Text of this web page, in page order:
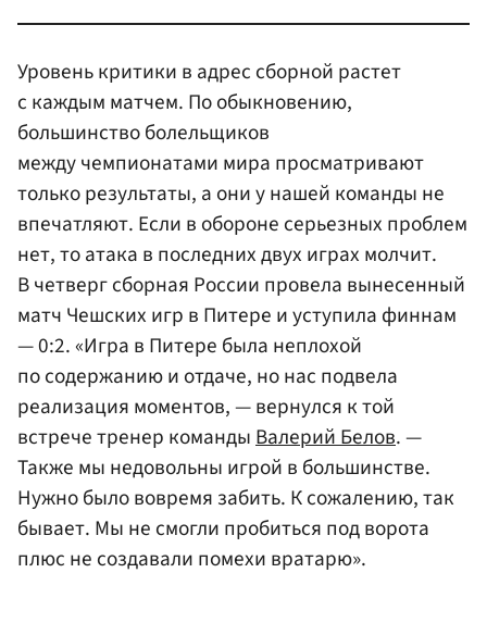
Уровень критики в адрес сборной растет
с каждым матчем. По обыкновению,
большинство болельщиков
между чемпионатами мира просматривают
только результаты, а они у нашей команды не
впечатляют. Если в обороне серьезных проблем
нет, то атака в последних двух играх молчит.
В четверг сборная России провела вынесенный
матч Чешских игр в Питере и уступила финнам
— 0:2. «Игра в Питере была неплохой
по содержанию и отдаче, но нас подвела
реализация моментов, — вернулся к той
встрече тренер командыВалерий Белов. —
Также мы недовольны игрой в большинстве.
Нужно было вовремя забить. К сожалению, так
бывает. Мы не смогли пробиться под ворота
плюс не создавали помехи вратарю».